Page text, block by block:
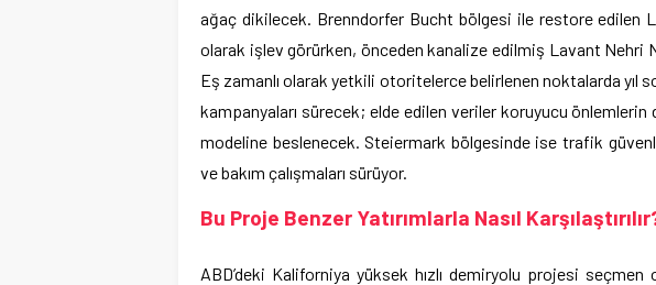
ağaç dikilecek. Brenndorfer Bucht bölgesi ile restore edilen
olarak işlev görürken, önceden kanalize edilmiş Lavant Nehri
Eş zamanlı olarak yetkili otoritelerce belirlenen noktalarda yıl
kampanyaları sürecek; elde edilen veriler koruyucu
modeline beslenecek. Steiermark bölgesinde ise trafik
ve bakım çalışmaları sürüyor.
Bu Proje Benzer Yatırımlarla Nasıl
ABD’deki Kaliforniya yüksek hızlı demiryolu projesi